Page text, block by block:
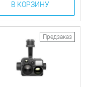
В КОРЗИНУ
Предзаказ